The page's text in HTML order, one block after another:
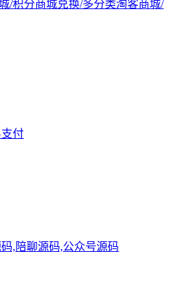
/积分商城兑换/多分类淘客商城/
付
,陪聊源码,公众号源码